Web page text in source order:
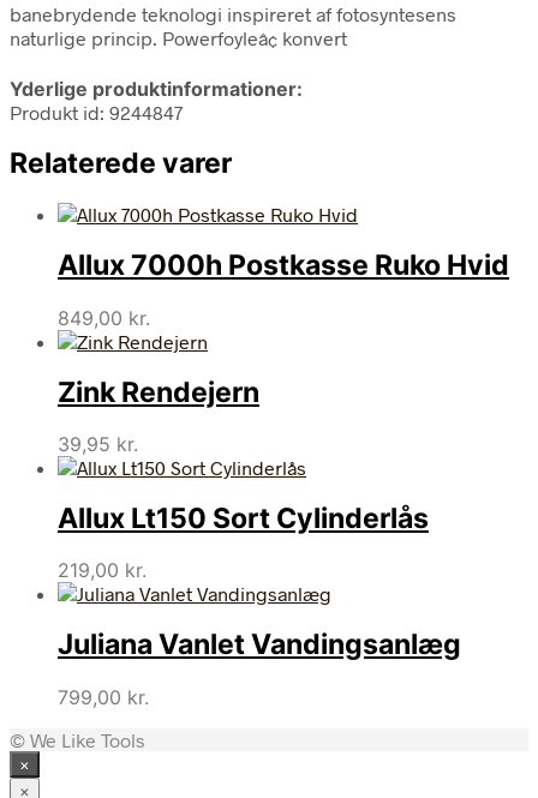
banebrydende teknologi inspireret af fotosyntesens
naturlige princip. Powerfoyleâ¢ konvert
Yderlige produktinformationer:
Produkt id: 9244847
Relaterede varer
Allux 7000h Postkasse Ruko Hvid
849,00 kr.
Zink Rendejern
39,95 kr.
Allux Lt150 Sort Cylinderlås
219,00 kr.
Juliana Vanlet Vandingsanlæg
799,00 kr.
© We Like Tools
×
×